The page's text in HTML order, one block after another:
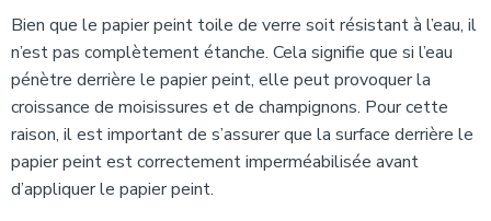
Bien que le papier peint toile de verre soit résistant à l’eau, il
n’est pas complètement étanche. Cela signifie que si l’eau
pénètre derrière le papier peint, elle peut provoquer la
croissance de moisissures et de champignons. Pour cette
raison, il est important de s’assurer que la surface derrière le
papier peint est correctement imperméabilisée avant
d’appliquer le papier peint.